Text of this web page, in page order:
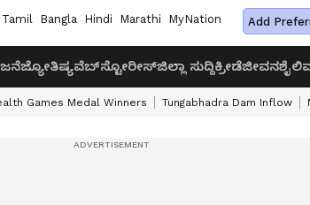
Tamil Bangla Hindi Marathi MyNation Add
ಜ್ಯೋತಿಷ್ಯವೆಬ್‌ಸ್ಟೋರೀಸ್ಜಿಲ್ಲಾ ಸುದ್ದಿಕ್ರೀಡೆಜೀವನಶೈಲಿ
Games Medal Winners Tungabhadra Dam Inflow